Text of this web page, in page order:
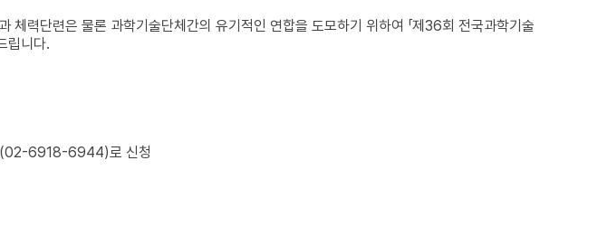
체력단련은 물론 과학기술단체간의 유기적인 연합을 도모하기 위하여 「제36회 전국과학기술
립니다.
(02-6918-6944)로 신청